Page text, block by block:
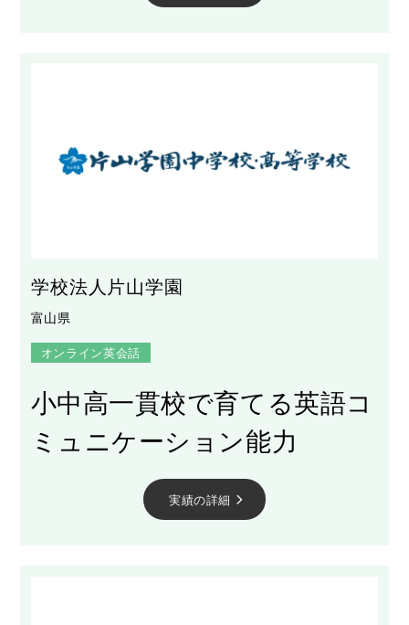
学校法人片山学園
富山県
オンライン英会話
小中高一貫校で育てる英語コ
ミュニケーション能力
実績の詳細 arrow_forward_ios